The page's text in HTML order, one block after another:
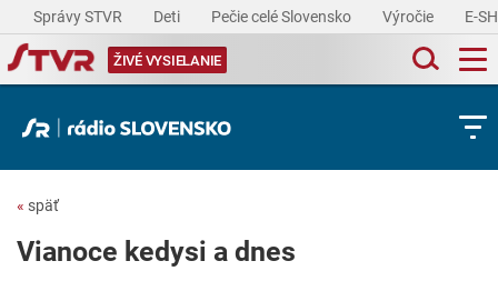
Správy STVR Deti Pečie celé Slovensko Výročie E-
ŽIVÉ VYSIELANIE
« späť
Vianoce kedysi a dnes